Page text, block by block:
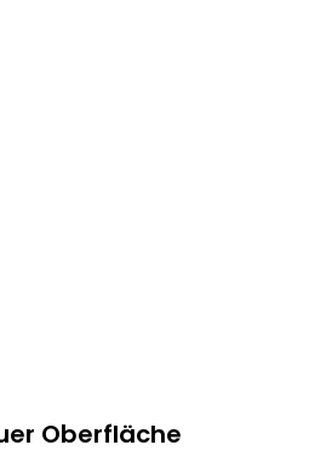
Oberfläche